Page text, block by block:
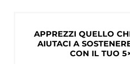
APPREZZI QUELLO
AIUTACI A
CON IL TUO